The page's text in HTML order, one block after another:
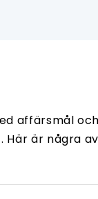
affärsmål
är några